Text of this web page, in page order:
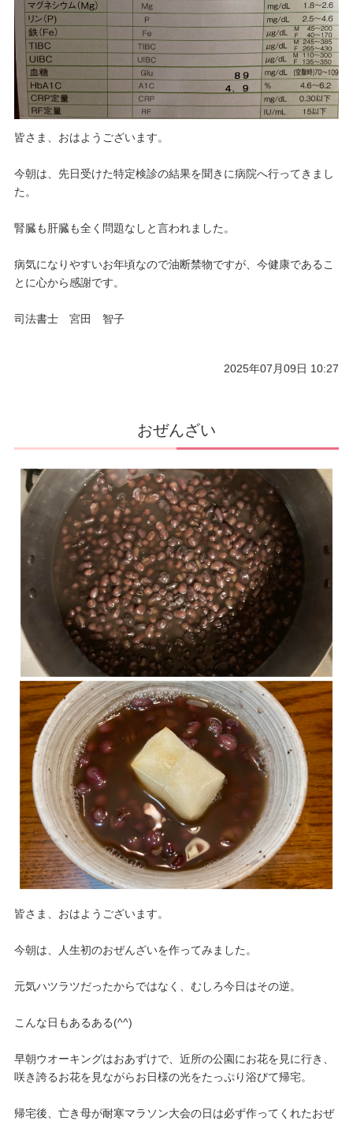
皆さま、おはようございます。
今朝は、先日受けた特定検診の結果を聞きに病院へ行ってきまし
た。
腎臓も肝臓も全く問題なしと言われました。
病気になりやすいお年頃なので油断禁物ですが、今健康であるこ
とに心から感謝です。
司法書士 宮田 智子
2025年07月09日 10:27
おぜんざい
皆さま、おはようございます。
今朝は、人生初のおぜんざいを作ってみました。
元気ハツラツだったからではなく、むしろ今日はその逆。
こんな日もあるある(^^)
早朝ウオーキングはおあずけで、近所の公園にお花を見に行き、
咲き誇るお花を見ながらお日様の光をたっぷり浴びて帰宅。
帰宅後、亡き母が耐寒マラソン大会の日は必ず作ってくれたおぜ